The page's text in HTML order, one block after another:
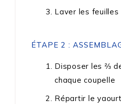
Laver les feuilles
ÉTAPE 2 :
Disposer les ⅔
chaque coupelle
Répartir le